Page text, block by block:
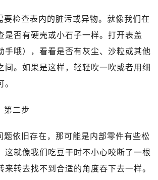
要检查表内的脏污或异物。就像我们在
是否有硬壳或小石子一样。打开表盖
手哦），看看是否有灰尘、沙粒或其他
间。如果是这样，轻轻吹一吹或者用细
第二步
题依旧存在，那可能是内部零件有些松
这就像我们吃豆干时不小心咬断了一根
来转去找不到合适的角度吞下去一样。